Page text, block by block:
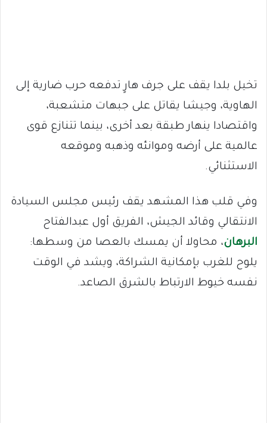
تخيل بلدا يقف على جرف هارٍ تدفعه حرب ضارية إلى
الهاوية، وجيشا يقاتل على جبهات متشعبة،
واقتصادا ينهار طبقة بعد أخرى، بينما تتنازع قوى
عالمية على أرضه وموانئه وذهبه وموقعه
الاستثنائي.
وفي قلب هذا المشهد يقف رئيس مجلس السيادة
الانتقالي وقائد الجيش، الفريق أول عبدالفتاح
البرهان، محاولا أن يمسك بالعصا من وسطها:
يلوح للغرب بإمكانية الشراكة، ويشد في الوقت
نفسه خيوط الارتباط بالشرق الصاعد.